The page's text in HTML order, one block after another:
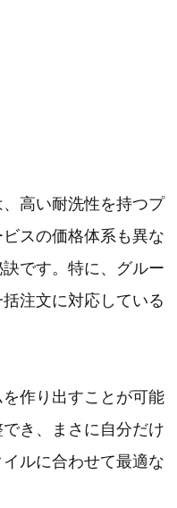
高い耐洗性を持つプ
スの価格体系も異な
です。特に、グルー
注文に対応している
作り出すことが可能
き、まさに自分だけ
ルに合わせて最適な